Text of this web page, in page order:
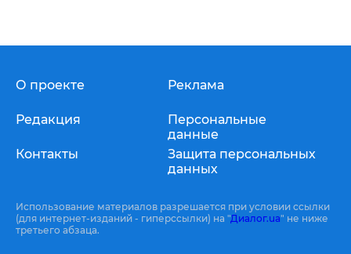
О проекте
Редакция
Контакты
Реклама
Персональные
данные
Защита персональных
данных
Использование материалов разрешается при условии ссылки
(для интернет-изданий - гиперссылки) на "Диалог.ua" не ниже
третьего абзаца.